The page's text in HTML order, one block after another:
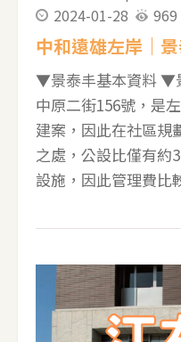
稅 (新制) 土地增值稅
2024-01-28
969
中和遠雄左岸｜
▼景泰丰基本資料 ▼
中原二街156號，是
建案，因此在社區規
之處，公設比僅有約
設施，因此管理費比
3-4房，51坪跟68坪
空間很舒服，68坪
雙主臥及雙更衣室
開窗，主臥的衛浴